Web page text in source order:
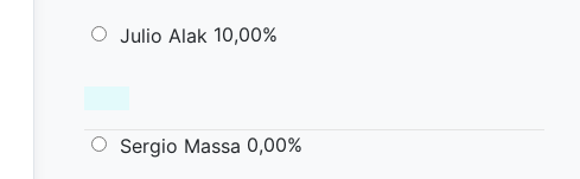
Julio Alak 10,00%
Sergio Massa 0,00%